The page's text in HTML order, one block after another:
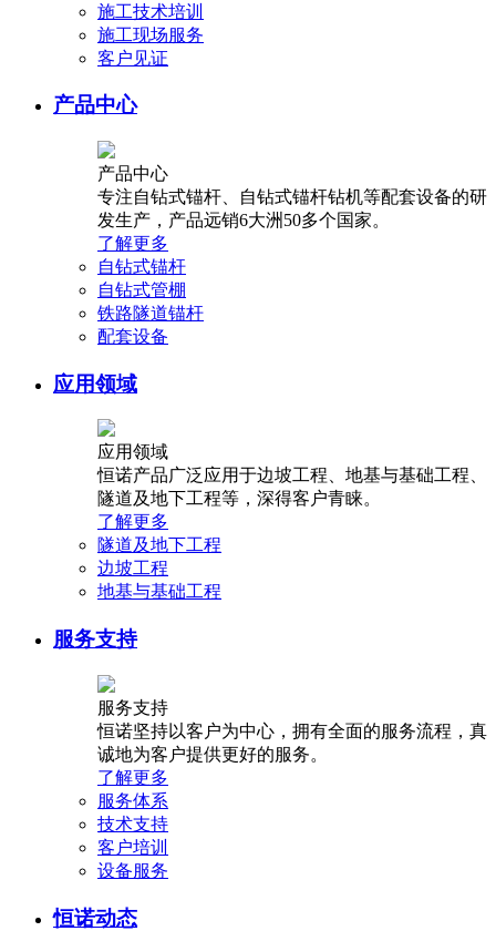
施工技术培训
施工现场服务
客户见证
产品中心
产品中心
专注自钻式锚杆、自钻式锚杆钻机等配套设备的研
发生产，产品远销6大洲50多个国家。
了解更多
自钻式锚杆
自钻式管棚
铁路隧道锚杆
配套设备
应用领域
应用领域
恒诺产品广泛应用于边坡工程、地基与基础工程、
隧道及地下工程等，深得客户青睐。
了解更多
隧道及地下工程
边坡工程
地基与基础工程
服务支持
服务支持
恒诺坚持以客户为中心，拥有全面的服务流程，真
诚地为客户提供更好的服务。
了解更多
服务体系
技术支持
客户培训
设备服务
恒诺动态